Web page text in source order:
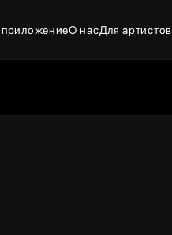
приложениеО насДля артистов